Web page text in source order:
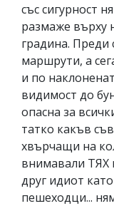
със сигурност
размаже върху
градина. Преди
маршрути, а
и по
видимост до
опасна за
татко какъв
хвърчащи на
внимавали ТЯХ
друг идиот
пешеходци...